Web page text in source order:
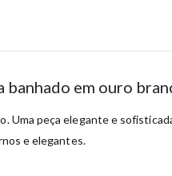
em ouro
peça elegante e
e elegantes.